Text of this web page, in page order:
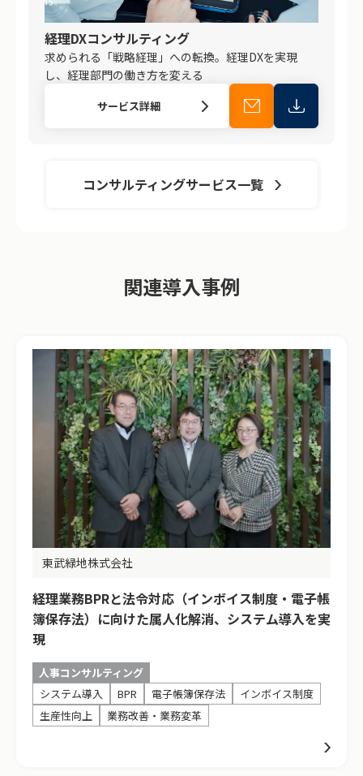
経理DXコンサルティング
求められる「戦略経理」への転換。経理DXを実現
し、経理部門の働き方を変える
サービス詳細
コンサルティングサービス一覧
関連導入事例
東武緑地株式会社
経理業務BPRと法令対応（インボイス制度・電子帳
簿保存法）に向けた属人化解消、システム導入を実
現
人事コンサルティング
システム導入
BPR 電子帳簿保存法
インボイス制度
生産性向上
業務改善・業務変革